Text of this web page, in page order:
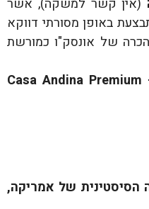
באופן מסורתי דווקא
של אונסק"ו כמורשת
Casa Andina Premium
הסיסטינית של אמריקה,